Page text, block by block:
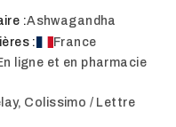
:Ashwagandha
:
France
ligne et en pharmacie
Colissimo / Lettre